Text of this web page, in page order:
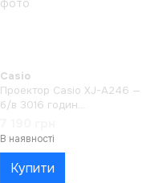
Casio
Проектор Casio XJ-A246 —
б/в 3016 годин
В наявності
Купити